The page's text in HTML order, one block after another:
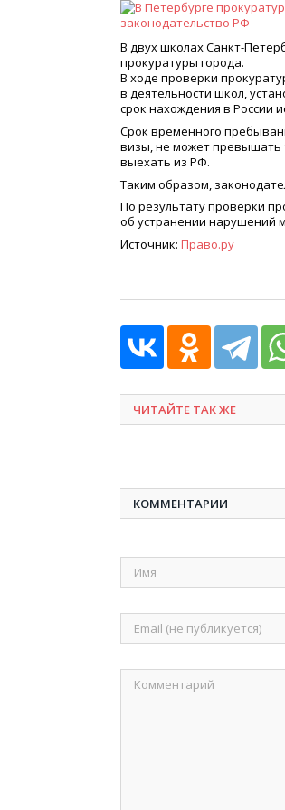
В двух школах Санкт-
прокуратуры города.
В ходе проверки
в деятельности школ,
срок нахождения в России
Срок временного
визы, не может превышать
выехать из РФ.
Таким образом,
По результату проверки
об устранении нарушений
Источник: Право.ру
ЧИТАЙТЕ ТАК ЖЕ
КОММЕНТАРИИ